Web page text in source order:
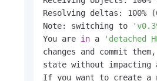
Resolving deltas: 100%
Note: switching to
You are in a 'detached
changes and commit
state without impacting